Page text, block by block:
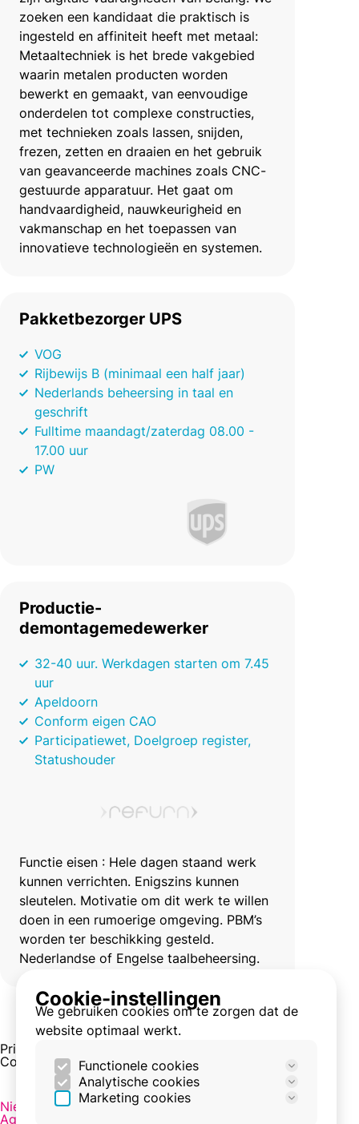
Cookie-instellingen
We gebruiken cookies om te zorgen dat de
website optimaal werkt.
Functionele cookies
Deze cookies zijn nodig om de site goed te
laten werken.
Analytische cookies
Deze cookies worden gebruikt om het
Marketing cookies
zoeken een kandidaat die praktisch is
ingesteld en affiniteit heeft met metaal:
Metaaltechniek is het brede vakgebied
waarin metalen producten worden
bewerkt en gemaakt, van eenvoudige
onderdelen tot complexe constructies,
met technieken zoals lassen, snijden,
frezen, zetten en draaien en het gebruik
van geavanceerde machines zoals CNC-
gestuurde apparatuur. Het gaat om
handvaardigheid, nauwkeurigheid en
vakmanschap en het toepassen van
innovatieve technologieën en systemen.
Pakketbezorger UPS
VOG
Rijbewijs B (minimaal een half jaar)
Nederlands beheersing in taal en
geschrift
Fulltime maandagt/zaterdag 08.00 -
17.00 uur
PW
Productie-
demontagemedewerker
32-40 uur. Werkdagen starten om 7.45
uur
Apeldoorn
Conform eigen CAO
Participatiewet, Doelgroep register,
Statushouder
Functie eisen : Hele dagen staand werk
kunnen verrichten. Enigszins kunnen
sleutelen. Motivatie om dit werk te willen
doen in een rumoerige omgeving. PBM’s
worden ter beschikking gesteld.
Nederlandse of Engelse taalbeheersing.
← Pagina 3 van 11
Privacy en cookies
Cookie-instellingen
Nieuws
Agenda